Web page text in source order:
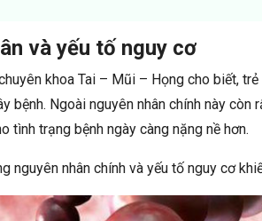
và yếu tố nguy cơ
khoa Tai – Mũi – Họng cho biết,
bệnh. Ngoài nguyên nhân chính này còn
tình trạng bệnh ngày càng nặng nề hơn.
nguyên nhân chính và yếu tố nguy cơ